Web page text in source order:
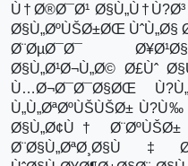
Ù†Ø®Ø¯Ø¹
Ø§Ù„ØºÙŠØ±ØŒ ÙˆÙ„Ø§
Ø¨ØµØ¯Ø¯
Ø§Ù„Ø¹Ø¬Ù„Ø© Ø£Ùˆ
Ù…Ø¬Ø¯Ø¯Ø§ØŒ
Ù„Ù„ØªØºÙŠÙŠØ±
Ø§Ù„Ø¢Ù† Ø¨ØºÙŠØ±